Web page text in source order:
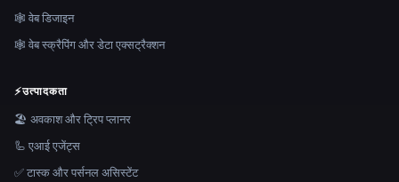
🕸 वेब डिजाइन
🕸️ वेब स्क्रैपिंग और डेटा एक्सट्रैक्शन
⚡उत्पादकता
🏖 अवकाश और ट्रिप प्लानर
🦾 एआई एजेंट्स
✅ टास्क और पर्सनल असिस्टेंट